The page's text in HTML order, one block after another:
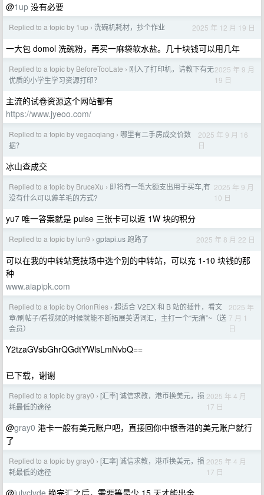
@1up 没有必要
Replied to a topic by 1up › 洗碗机耗材，抄个作业 2025 年 12 月 19 日
一大包 domol 洗碗粉，再买一麻袋软水盐。几十块钱可以用几年
Replied to a topic by BeforeTooLate › 刚入了打印机，请教下有无
优质的小学生学习资源打印？
2025 年 9 月
19 日
主流的试卷资源这个网站都有
https://www.jyeoo.com/
Replied to a topic by vegaoqiang › 哪里有二手房成交价数
据？
2025 年 9 月 16
日
冰山查成交
Replied to a topic by BruceXu › 即将有一笔大额支出用于买车,有
没有什么可以薅羊毛的方式?
2025 年 9 月
10 日
yu7 唯一答案就是 pulse 三张卡可以返 1W 块的积分
Replied to a topic by lun9 › gptapi.us 跑路了 2025 年 8 月 22 日
可以在我的中转站竞技场中选个别的中转站，可以充 1-10 块钱的那
种
www.aiapipk.com
Replied to a topic by OrionRies › 超适合 V2EX 和 B 站的插件，看文
章/刷帖子/看视频的时候就能不断拓展英语词汇，主打一个“无痛”~（送
会员）
2025 年
7 月 1
日
Y2tzaGVsbGhrQGdtYWlsLmNvbQ==
已下载，谢谢
Replied to a topic by gray0 › [汇率] 诚信求教，港币换美元，损
耗最低的途径
2025 年 4 月
17 日
@gray0 港卡一般有美元账户吧，直接回你中银香港的美元账户就行
了
Replied to a topic by gray0 › [汇率] 诚信求教，港币换美元，损
耗最低的途径
2025 年 4 月
17 日
@julyclyde 换完汇之后，需要等最少 15 天才能出金